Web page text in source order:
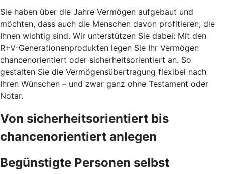
Sie haben über die Jahre Vermögen aufgebaut und
möchten, dass auch die Menschen davon profitieren, die
Ihnen wichtig sind. Wir unterstützen Sie dabei: Mit den
R+V-Generationenprodukten legen Sie Ihr Vermögen
chancenorientiert oder sicherheitsorientiert an. So
gestalten Sie die Vermögensübertragung flexibel nach
Ihren Wünschen – und zwar ganz ohne Testament oder
Notar.
Von sicherheitsorientiert bis
chancenorientiert anlegen
Begünstigte Personen selbst